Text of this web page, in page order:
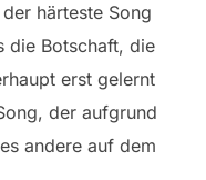
härteste Song
die Botschaft, die
erst gelernt
der aufgrund
andere auf dem